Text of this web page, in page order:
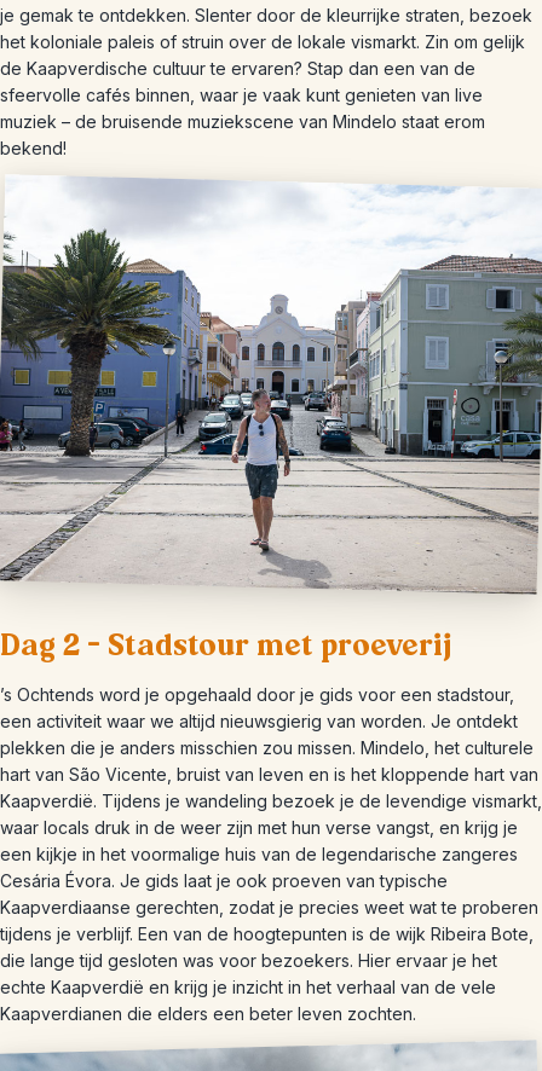
je gemak te ontdekken. Slenter door de kleurrijke straten, bezoek
het koloniale paleis of struin over de lokale vismarkt. Zin om gelijk
de Kaapverdische cultuur te ervaren? Stap dan een van de
sfeervolle cafés binnen, waar je vaak kunt genieten van live
muziek – de bruisende muziekscene van Mindelo staat erom
bekend!
Dag 2 – Stadstour met proeverij
’s Ochtends word je opgehaald door je gids voor een stadstour,
een activiteit waar we altijd nieuwsgierig van worden. Je ontdekt
plekken die je anders misschien zou missen. Mindelo, het culturele
hart van São Vicente, bruist van leven en is het kloppende hart van
Kaapverdië. Tijdens je wandeling bezoek je de levendige vismarkt,
waar locals druk in de weer zijn met hun verse vangst, en krijg je
een kijkje in het voormalige huis van de legendarische zangeres
Cesária Évora. Je gids laat je ook proeven van typische
Kaapverdiaanse gerechten, zodat je precies weet wat te proberen
tijdens je verblijf. Een van de hoogtepunten is de wijk Ribeira Bote,
die lange tijd gesloten was voor bezoekers. Hier ervaar je het
echte Kaapverdië en krijg je inzicht in het verhaal van de vele
Kaapverdianen die elders een beter leven zochten.